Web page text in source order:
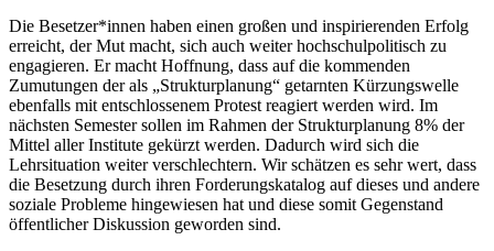
Die Besetzer*innen haben einen großen und inspirierenden Erfolg
erreicht, der Mut macht, sich auch weiter hochschulpolitisch zu
engagieren. Er macht Hoffnung, dass auf die kommenden
Zumutungen der als „Strukturplanung“ getarnten Kürzungswelle
ebenfalls mit entschlossenem Protest reagiert werden wird. Im
nächsten Semester sollen im Rahmen der Strukturplanung 8% der
Mittel aller Institute gekürzt werden. Dadurch wird sich die
Lehrsituation weiter verschlechtern. Wir schätzen es sehr wert, dass
die Besetzung durch ihren Forderungskatalog auf dieses und andere
soziale Probleme hingewiesen hat und diese somit Gegenstand
öffentlicher Diskussion geworden sind.